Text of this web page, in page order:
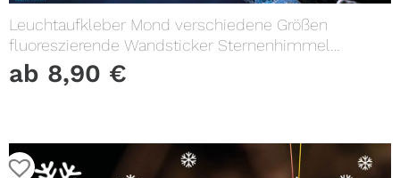
Leuchtaufkleber Mond verschiedene Größen
fluoreszierende Wandsticker Sternenhimmel
Kinderzimmer Geschenk Dekoration
ab 8,90 €